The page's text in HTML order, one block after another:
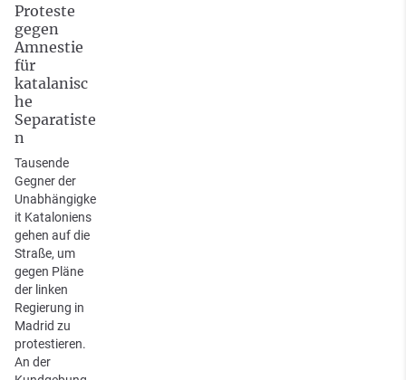
Proteste
gegen
Amnestie
für
katalanisc
he
Separatiste
n
Tausende
Gegner der
Unabhängigke
it Kataloniens
gehen auf die
Straße, um
gegen Pläne
der linken
Regierung in
Madrid zu
protestieren.
An der